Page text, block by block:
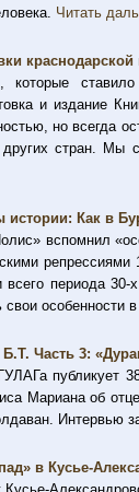
Читать
ставило
и издание
но всегда
стран. Мы
Как в
вспомнил
всего периода 30-
особенности
Часть 3:
публикует
Мариана об
Интервью
в Кусье-